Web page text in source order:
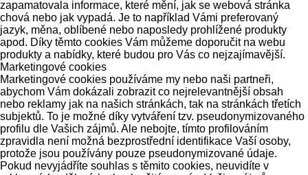
zapamatovala informace, které mění, jak se webová stránka
chová nebo jak vypadá. Je to například Vámi preferovaný
jazyk, měna, oblíbené nebo naposledy prohlížené produkty
apod. Díky těmto cookies Vám můžeme doporučit na webu
produkty a nabídky, které budou pro Vás co nejzajímavější.
Marketingové cookies
Marketingové cookies používáme my nebo naši partneři,
abychom Vám dokázali zobrazit co nejrelevantnější obsah
nebo reklamy jak na našich stránkách, tak na stránkách třetích
subjektů. To je možné díky vytváření tzv. pseudonymizovaného
profilu dle Vašich zájmů. Ale nebojte, tímto profilováním
zpravidla není možná bezprostřední identifikace Vaší osoby,
protože jsou používány pouze pseudonymizované údaje.
Pokud nevyjádříte souhlas s těmito cookies, neuvidíte v